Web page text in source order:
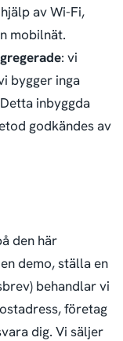
av Wi-Fi,
mobilnät.
: vi
bygger inga
inbyggda
godkändes av
den här
demo, ställa en
behandlar vi
företag
dig. Vi säljer